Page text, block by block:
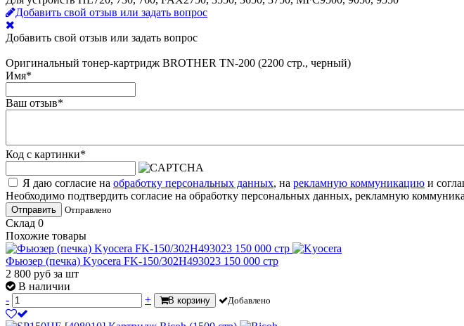
Добавить свой отзыв или задать вопрос
Добавить свой отзыв или задать вопрос
Оригинальный тонер-картридж BROTHER TN-200 (2200 стр., черный)
Имя*
Ваш отзыв*
Код с картинки*
Я даю согласие на обработку персональных данных, на рекламную коммуникацию и
Необходимо подтвердить согласие на обработку персональных данных, рекламную
Отправить Отправлено
Склад 0
Похожие товары
Фьюзер (печка) Kyocera FK-150/302H493023 150 000 стр
2 800 руб за шт
В наличии
-
+ В корзину Добавлено